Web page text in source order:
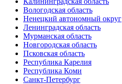
Вологодская область
Ненецкий автономный округ
Ленинградская область
Мурманская область
Новгородская область
Псковская область
Республика Карелия
Республика Коми
Санкт-Петербург